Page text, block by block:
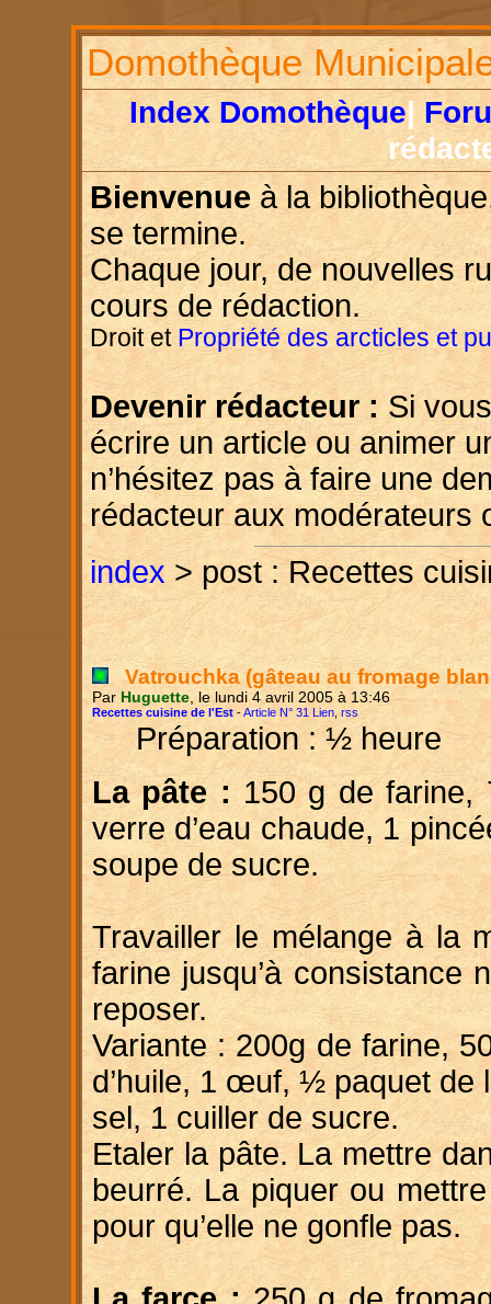
Domothèque
Index Domothèque|
Bienvenue à la
se termine.
Chaque jour, de nouvelles
cours de rédaction.
Droit et Propriété des arcticles et
Devenir rédacteur : Si
écrire un article ou animer
n’hésitez pas à faire une
rédacteur aux modérateurs
index > post : Recettes
Vatrouchka (gâteau au fromage
Par Huguette , le lundi 4 avril 2005 à 13:46
Recettes cuisine de l'Est -Article N° 31 Lien rss
Préparation : ½ heure
La pâte :150 g de farine,
verre d’eau chaude, 1
soupe de sucre.
Travailler le mélange à la
farine jusqu’à consistance
reposer.
Variante : 200g de farine,
d’huile, 1 œuf, ½ paquet de
sel, 1 cuiller de sucre.
Etaler la pâte. La mettre
beurré. La piquer ou
pour qu’elle ne gonfle pas.